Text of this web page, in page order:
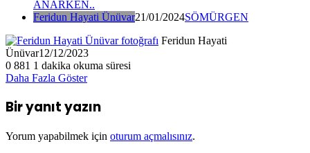
ANARKEN..
Feridun Hayati Ünüvar21/01/2024SÖMÜRGEN
Feridun Hayati
Ünüvar12/12/2023
0 881 1 dakika okuma süresi
Daha Fazla Göster
Bir yanıt yazın
Yorum yapabilmek için oturum açmalısınız.